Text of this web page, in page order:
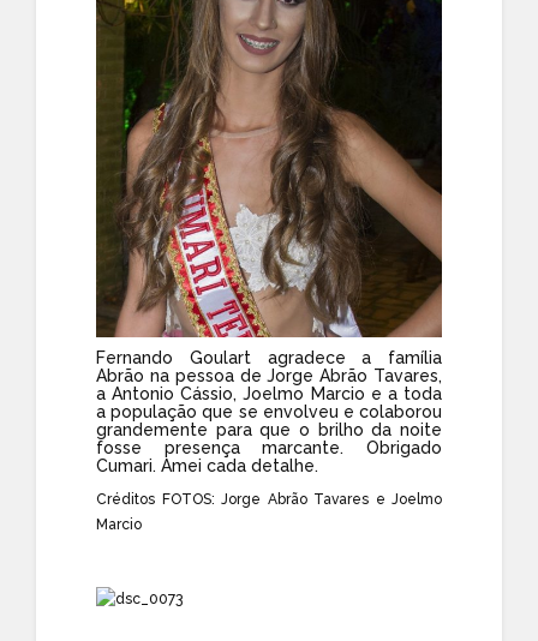
Fernando Goulart
agradece a família
Abrão na pessoa deJorge Abrão Tavares,
a Antonio Cássio,Joelmo Marcio e a toda
a população que se envolveu e colaborou
grandemente para que o brilho da noite
fosse presença marcante. Obrigado
Cumari. Amei cada detalhe.
Créditos FOTOS: Jorge Abrão Tavares e Joelmo
Marcio